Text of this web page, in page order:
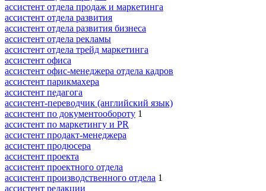
ассистент отдела продаж и маркетинга
ассистент отдела развития
ассистент отдела развития бизнеса
ассистент отдела рекламы
ассистент отдела трейд маркетинга
ассистент офиса
ассистент офис-менеджера отдела кадров
ассистент парикмахера
ассистент педагога
ассистент-переводчик (английский язык)
ассистент по документообороту 1
ассистент по маркетингу и PR
ассистент продакт-менеджера
ассистент продюсера
ассистент проекта
ассистент проектного отдела
ассистент производственного отдела 1
ассистент редакции